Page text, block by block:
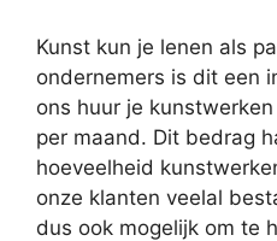
Kunst kun je lenen als
ondernemers is dit een
ons huur je
per maand. Dit bedrag
hoeveelheid
onze klanten veelal
dus ook mogelijk om te